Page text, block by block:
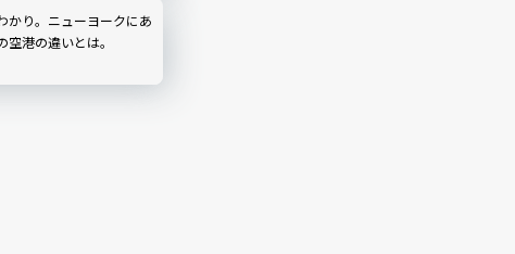
かり。ニューヨークにあ
空港の違いとは。